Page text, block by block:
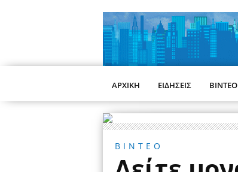
ΑΡΧΙΚΗ ΕΙΔΗΣΕΙΣ ΒΙΝΤΕΟ
ΒΙΝΤΕΟ